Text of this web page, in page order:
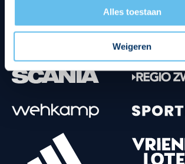
Alles toestaan
Weigeren